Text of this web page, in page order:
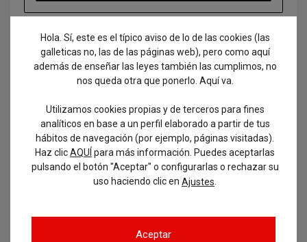
Buscar
Hola. Sí, este es el típico aviso de lo de las cookies (las
galleticas no, las de las páginas web), pero como aquí
además de enseñar las leyes también las cumplimos, no
nos queda otra que ponerlo. Aquí va.
Utilizamos cookies propias y de terceros para fines
analíticos en base a un perfil elaborado a partir de tus
hábitos de navegación (por ejemplo, páginas visitadas).
Haz clicAQUÍ para más información. Puedes aceptarlas
pulsando el botón "Aceptar" o configurarlas o rechazar su
uso haciendo clic en Ajustes
Aceptar